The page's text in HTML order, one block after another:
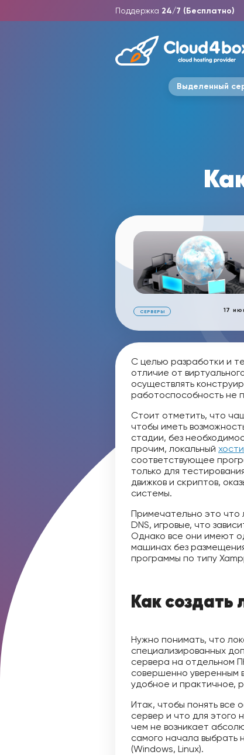
Поддержка 24/7 (Бесплатно)
Выделенный
17
СЕРВЕРЫ
С целью разработки и
отличие от
осуществлять
работоспособность не
Стоит отметить, что
чтобы иметь
стадии, без
прочим, локальный
соответствующее
только для
движков и скриптов,
системы.
Примечательно это что
DNS, игровые, что
Однако все они имеют
машинах без
программы по типу
Как создать
Нужно понимать, что
специализированных
сервера на отдельном
совершенно уверенным
удобное и практичное,
Итак, чтобы понять все
сервер и что для этого
чем не возникает
самого начала выбрать
(Windows, Linux).